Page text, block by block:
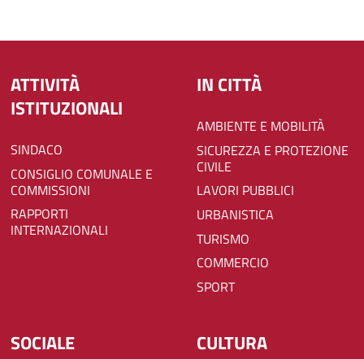
ATTIVITÀ
ISTITUZIONALI
SINDACO
CONSIGLIO COMUNALE E
COMMISSIONI
RAPPORTI
INTERNAZIONALI
IN CITTÀ
AMBIENTE E MOBILITÀ
SICUREZZA E PROTEZIONE
CIVILE
LAVORI PUBBLICI
URBANISTICA
TURISMO
COMMERCIO
SPORT
SOCIALE CULTURA